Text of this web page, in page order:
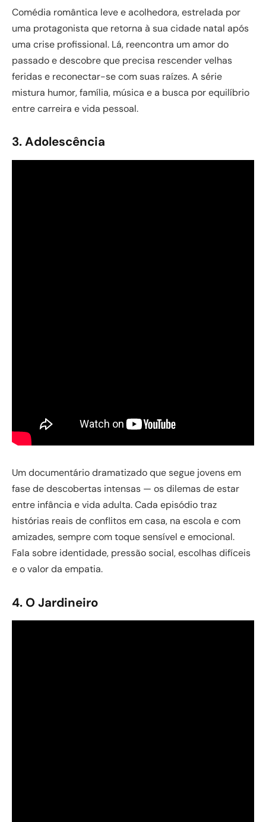
Comédia romântica leve e acolhedora, estrelada por
uma protagonista que retorna à sua cidade natal após
uma crise profissional. Lá, reencontra um amor do
passado e descobre que precisa rescender velhas
feridas e reconectar-se com suas raízes. A série
mistura humor, família, música e a busca por equilíbrio
entre carreira e vida pessoal.
3. Adolescência
Um documentário dramatizado que segue jovens em
fase de descobertas intensas — os dilemas de estar
entre infância e vida adulta. Cada episódio traz
histórias reais de conflitos em casa, na escola e com
amizades, sempre com toque sensível e emocional.
Fala sobre identidade, pressão social, escolhas difíceis
e o valor da empatia.
4. O Jardineiro